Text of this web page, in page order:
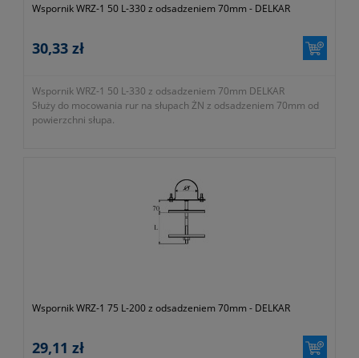
Wspornik WRZ-1 50 L-330 z odsadzeniem 70mm - DELKAR
30,33 zł
Wspornik WRZ-1 50 L-330 z odsadzeniem 70mm DELKAR
Służy do mocowania rur na słupach ŻN z odsadzeniem 70mm od
powierzchni słupa.
Wspornik WRZ-1 75 L-200 z odsadzeniem 70mm - DELKAR
29,11 zł